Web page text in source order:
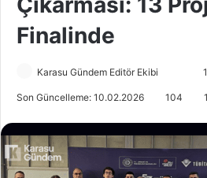
Finalinde
Karasu Gündem Editör Ekibi
o
w
-
p
Son Güncelleme: 10.02.2026 104